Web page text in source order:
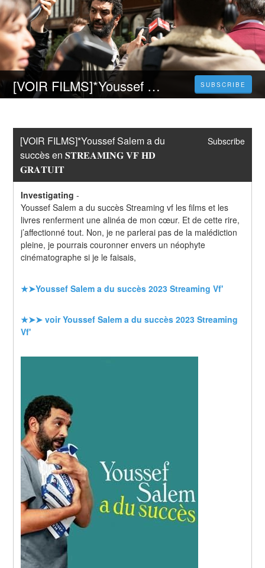
[VOIR FILMS]*Youssef Salem a du succès en 𝐒𝐓𝐑𝐄𝐀𝐌𝐈𝐍𝐆 𝐕𝐅 𝐇𝐃 𝐆𝐑𝐀𝐓𝐔𝐈𝐓 SUBSCRIBE
[VOIR FILMS]*Youssef Salem a du
succès en 𝐒𝐓𝐑𝐄𝐀𝐌𝐈𝐍𝐆 𝐕𝐅 𝐇𝐃
𝐆𝐑𝐀𝐓𝐔𝐈𝐓
Subscribe
Investigating -
Youssef Salem a du succès Streaming vf les films et les
livres renferment une alinéa de mon cœur. Et de cette rire,
j’affectionné tout. Non, je ne parlerai pas de la malédiction
pleine, je pourrais couronner envers un néophyte
cinématographe si je le faisais,
★➤Youssef Salem a du succès 2023 Streaming Vf'
★➤➤ voir Youssef Salem a du succès 2023 Streaming
Vf'